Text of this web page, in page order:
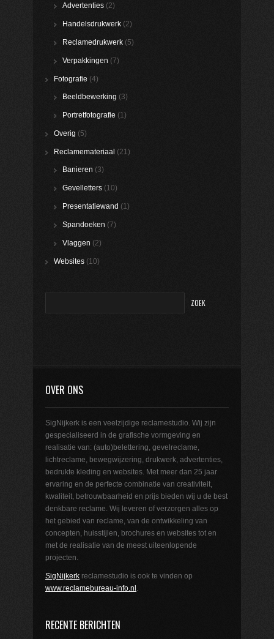
Advertenties (2)
Handelsdrukwerk (2)
Reclamedrukwerk (5)
Verpakkingen (7)
Fotografie (4)
Beeldbewerking (3)
Portretfotografie (1)
Overig (5)
Reclamemateriaal (21)
Banieren (3)
Gevelletters (10)
Presentatiewand (1)
Spandoeken (7)
Vlaggen (2)
Websites (10)
OVER ONS
SigNijkerk is een veelzijdige reclamestudio. Wij zijn
gespecialiseerd in de grafische vormgeving en
realisatie van: (auto)belettering, gevelreclame,
lichtreclame, bewegwijzering, drukwerk, advertenties,
bedrukte kleding en websites. Met meer dan 25 jaar
ervaring en de perfecte combinatie van creativiteit,
kwaliteit, betrouwbaarheid en prijs bieden wij u de best
denkbare reclame. Wij leveren of verzorgen alles op
het gebied van reclame, van de ontwikkeling van
concepten, huisstijlen, brochures en websites tot en
met de realisatie van de meest uiteenlopende
projecten.
SigNijkerk reclamestudio is ook te vinden op
www.reclamebureau-info.nl
RECENTE BERICHTEN